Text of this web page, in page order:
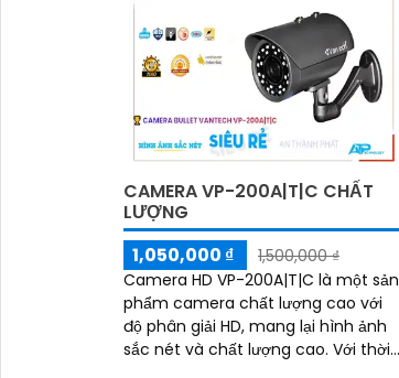
CAMERA VP-200A|T|C CHẤT
LƯỢNG
1,050,000 ₫
1,500,000 ₫
Camera HD VP-200A|T|C là một sản
phẩm camera chất lượng cao với
độ phân giải HD, mang lại hình ảnh
sắc nét và chất lượng cao. Với thời